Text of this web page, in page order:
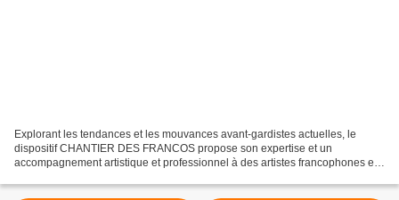
Explorant les tendances et les mouvances avant-gardistes actuelles, le
dispositif CHANTIER DES FRANCOS propose son expertise et un
accompagnement artistique et professionnel à des artistes francophones en